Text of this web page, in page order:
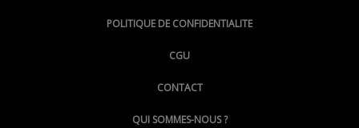
@LePoingMontpellier
POLITIQUE DE CONFIDENTIALITE
CGU
CONTACT
QUI SOMMES-NOUS ?